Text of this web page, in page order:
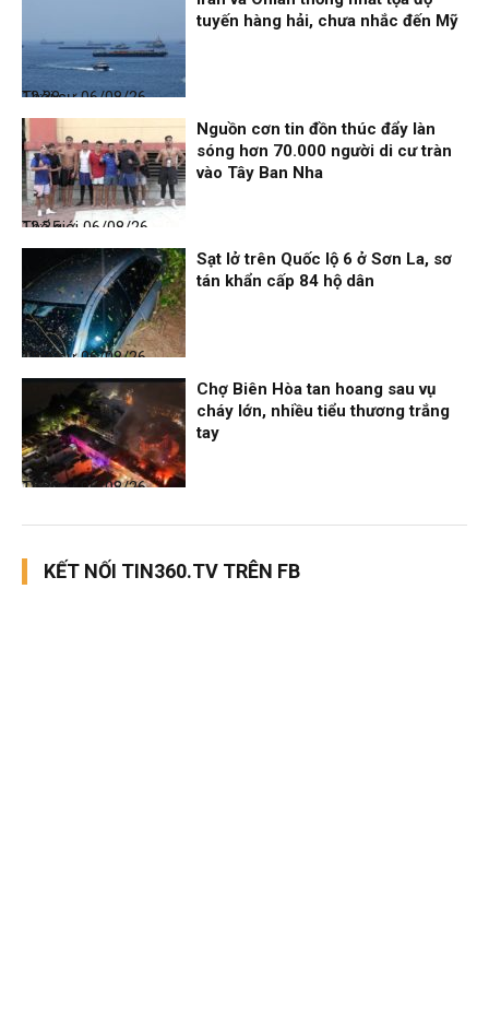
Thời sự
06/08/26, 12:38
tuyến hàng hải, chưa nhắc đến Mỹ
Thế giới
06/08/26, 12:35
Nguồn cơn tin đồn thúc đẩy làn
sóng hơn 70.000 người di cư tràn
vào Tây Ban Nha
Thời sự
06/08/26, 12:33
Sạt lở trên Quốc lộ 6 ở Sơn La, sơ
tán khẩn cấp 84 hộ dân
Thời sự
06/08/26, 12:30
Chợ Biên Hòa tan hoang sau vụ
cháy lớn, nhiều tiểu thương trắng
tay
KẾT NỐI TIN360.TV TRÊN FB